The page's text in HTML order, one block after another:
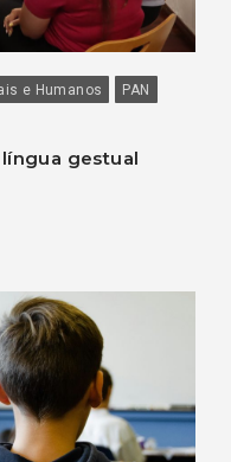
e Humanos
PAN
gestual